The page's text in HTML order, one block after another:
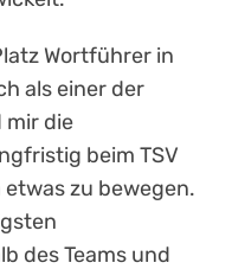
Wortführer in
als einer der
mir die
beim TSV
zu bewegen.
des Teams und